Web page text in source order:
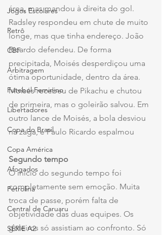
Jogos Escolares
Retrô
CBF
Arbitragem
Futebol Feminino
Libertadores
Copa do Brasil
Copa América
Afogados
Petrolina
Central de Caruaru
SÉRIE A2
área, mas mandou à direita do gol.
Radsley respondeu em chute de muito
longe, mas que tinha endereço. João
Ricardo defendeu. De forma
precipitada, Moisés desperdiçou uma
ótima oportunidade, dentro da área.
Moisés recebeu de Pikachu e chutou
de primeira, mas o goleirão salvou. Em
outro lance de Moisés, a bola desviou
na zaga, e Paulo Ricardo espalmou
Segundo tempo
O início do segundo tempo foi
completamente sem emoção. Muita
troca de passe, porém falta de
objetividade das duas equipes. Os
goleiros só assistiam ao confronto. Só